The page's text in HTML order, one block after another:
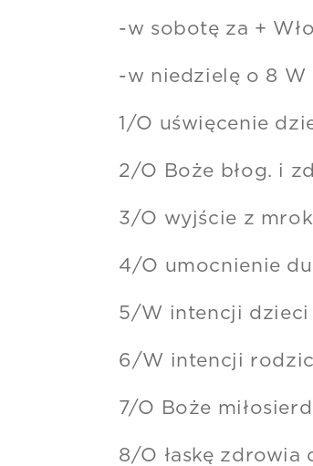
-w sobotę za +
-w niedzielę o 8 W
1/O uświęcenie
2/O Boże błog. i
3/O wyjście z
4/O umocnienie
5/W intencji dzieci
6/W intencji
7/O Boże
8/O łaskę